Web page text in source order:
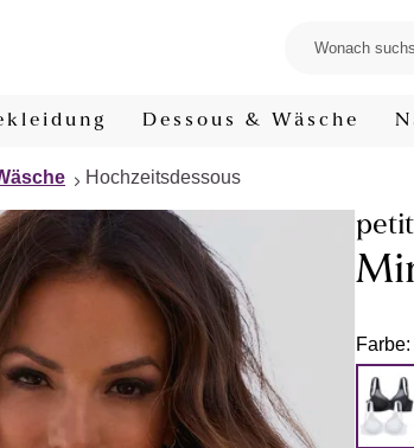
Dessous & Wäsche
Hochzeitsdessous
Farbe: